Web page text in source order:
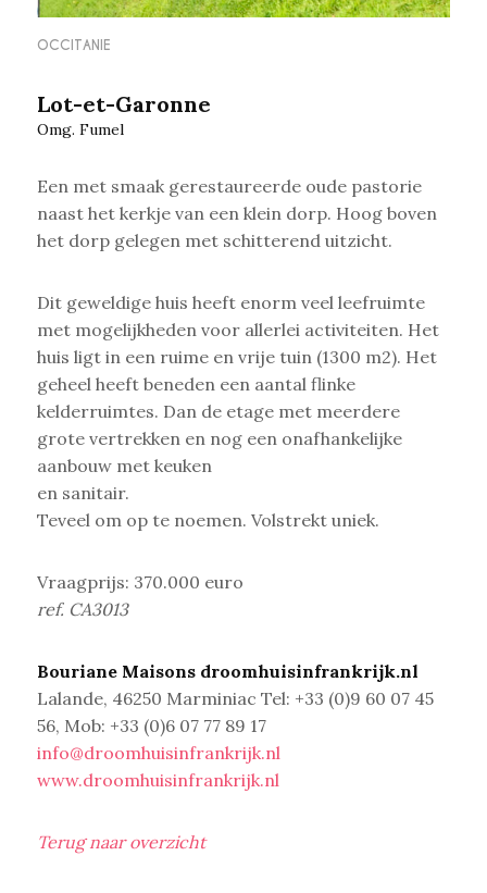
OCCITANIE
Lot-et-Garonne
Omg. Fumel
Een met smaak gerestaureerde oude pastorie
naast het kerkje van een klein dorp. Hoog boven
het dorp gelegen met schitterend uitzicht.
Dit geweldige huis heeft enorm veel leefruimte
met mogelijkheden voor allerlei activiteiten. Het
huis ligt in een ruime en vrije tuin (1300 m2). Het
geheel heeft beneden een aantal flinke
kelderruimtes. Dan de etage met meerdere
grote vertrekken en nog een onafhankelijke
aanbouw met keuken
en sanitair.
Teveel om op te noemen. Volstrekt uniek.
Vraagprijs: 370.000 euro
ref. CA3013
Bouriane Maisons droomhuisinfrankrijk.nl
Lalande, 46250 Marminiac Tel: +33 (0)9 60 07 45
56, Mob: +33 (0)6 07 77 89 17
info@droomhuisinfrankrijk.nl
www.droomhuisinfrankrijk.nl
Terug naar overzicht